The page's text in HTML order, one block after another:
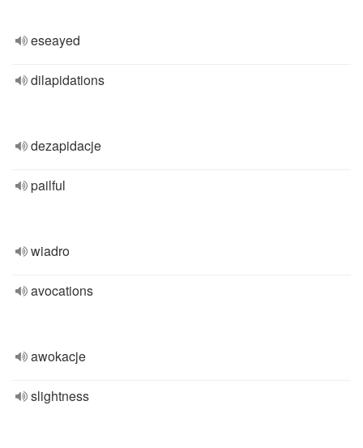
eseayed
dilapidations
dezapidacje
pailful
wiadro
avocations
awokacje
slightness